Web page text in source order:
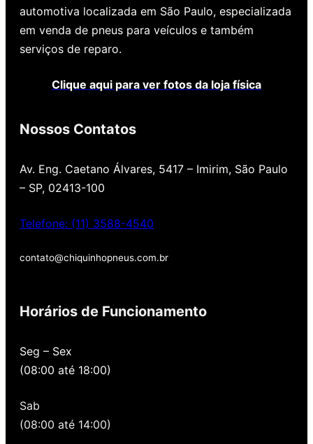
automotiva localizada em São Paulo, especializada
em venda de pneus para veículos e também
serviços de reparo.
Clique aqui para ver fotos da loja física
Europeu de qualidade!
Temos uma loja novinha, com os melhores
quando você precisa voltar para revisar,
nossa loja possui grande parceria com a
Nossos Contatos
Av. Eng. Caetano Álvares, 5417 – Imirim, São Paulo
– SP, 02413-100
Telefone: (11) 3588-4540
contato@chiquinhopneus.com.br
Horários de Funcionamento
Seg – Sex
(08:00 até 18:00)
Sab
(08:00 até 14:00)